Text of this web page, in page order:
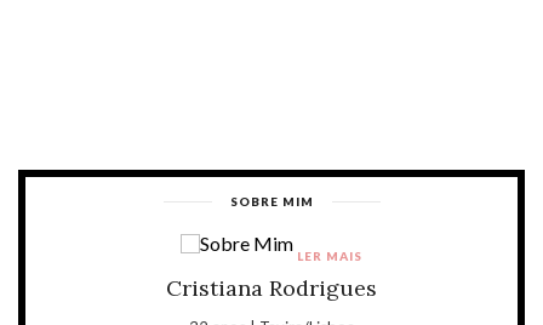
SOBRE MIM
Cristiana Rodrigues
LER MAIS